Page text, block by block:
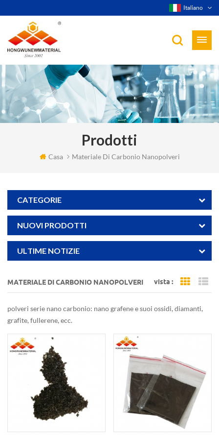
Italiano
Prodotti
Casa Materiale Di Carbonio Nanopolveri
CATEGORIE
NUOVI PRODOTTI
ULTIME NOTIZIE
MATERIALE DI CARBONIO NANOPOLVERI vista : Grid
polveri serie nano carbonio: nano grafene e suoi ossidi, diamanti,
grafite, fullerene, ecc.